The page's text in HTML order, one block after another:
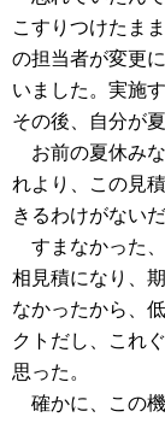
こすりつけたま
の担当者が変更
いました。実施
その後、自分が
お前の夏休み
れより、この見
きるわけがないだ
すまなかった、
相見積になり、
なかったから、
クトだし、これ
思った。
確かに、この機